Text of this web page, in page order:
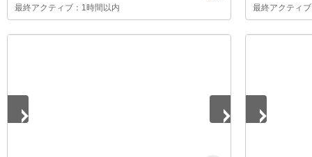
最終アクティブ：1時間以内 最終アクティ